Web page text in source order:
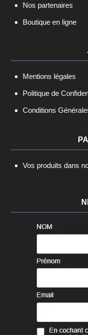
Nos partenaires
Boutique en ligne
Mentions légales
Politique de
Conditions
Vos produits dans